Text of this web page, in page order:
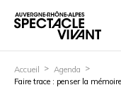
Accueil
Agenda
Faire trace : penser la